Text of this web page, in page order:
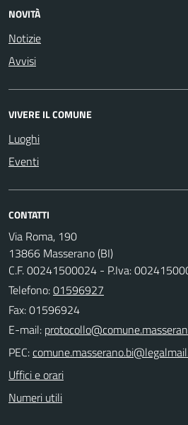
NOVITÀ
Notizie
Avvisi
VIVERE IL COMUNE
Luoghi
Eventi
CONTATTI
Via Roma, 190
13866 Masserano (BI)
C.F. 00241500024 - P.Iva:
Telefono:01596927
Fax: 01596924
E-mail:
PEC:
Uffici e orari
Numeri utili